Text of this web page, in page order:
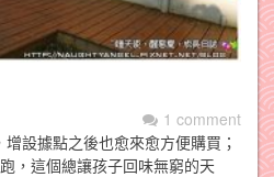
1 comment
設據點之後也愈來愈方便購買；
，這個總讓孩子回味無窮的天